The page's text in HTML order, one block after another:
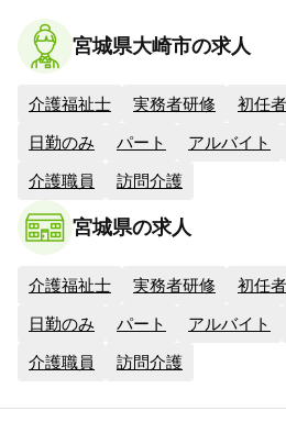
宮城県大崎市の求人
介護福祉士 実務者研修 初任
日勤のみ パート アルバイト
介護職員 訪問介護
宮城県の求人
介護福祉士 実務者研修 初任
日勤のみ パート アルバイト
介護職員 訪問介護